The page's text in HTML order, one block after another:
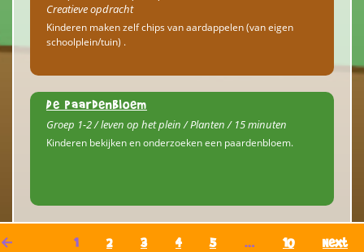
Creatieve opdracht
Kinderen maken zelf chips van aardappelen (van eigen
schoolplein/tuin) .
De paardenbloem
Groep 1-2 / leven op het plein / Planten / 15 minuten
Kinderen bekijken en onderzoeken een paardenbloem.
←
1 2 3 4 5 … 10
Next